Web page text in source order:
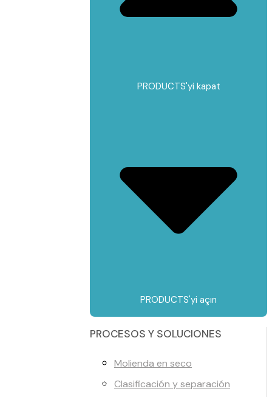
PRODUCTS'yi kapat
PRODUCTS'yi açın
PROCESOS Y SOLUCIONES
Molienda en seco
Clasificación y separación